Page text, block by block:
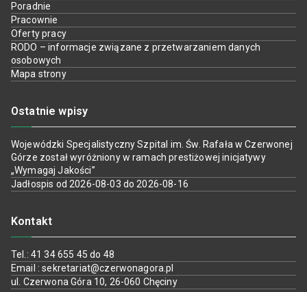
Poradnie
Pracownie
Oferty pracy
RODO – informacje związane z przetwarzaniem danych
osobowych
Mapa strony
Ostatnie wpisy
Wojewódzki Specjalistyczny Szpital im. Św. Rafała w Czerwonej
Górze został wyróżniony w ramach prestiżowej inicjatywy
„Wymagaj Jakości”
Jadłospis od 2026-08-03 do 2026-08-16
Kontakt
Tel.: 41 34 655 45 do 48
Email : sekretariat@czerwonagora.pl
ul. Czerwona Góra 10, 26-060 Chęciny